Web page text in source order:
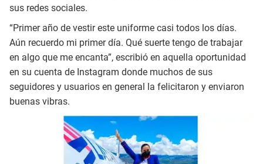
sus redes sociales.
“Primer año de vestir este uniforme casi todos los días.
Aún recuerdo mi primer día. Qué suerte tengo de trabajar
en algo que me encanta”, escribió en aquella oportunidad
en su cuenta de Instagram donde muchos de sus
seguidores y usuarios en general la felicitaron y enviaron
buenas vibras.